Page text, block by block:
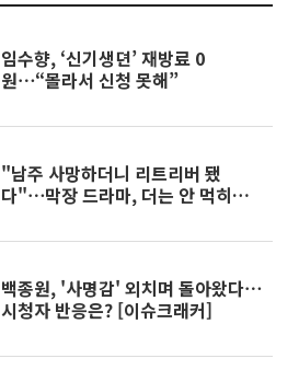
임수향, ‘신기생뎐’ 재방료 0
원⋯“몰라서 신청 못해”
"남주 사망하더니 리트리버 됐
다"⋯막장 드라마, 더는 안 먹히나
백종원, '사명감' 외치며 돌아왔다⋯
시청자 반응은? [이슈크래커]